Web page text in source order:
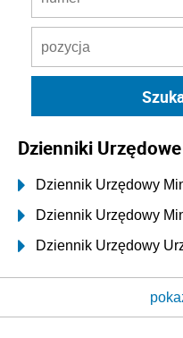
Dzienniki Urzędowe
Dziennik Urzędowy
Dziennik Urzędowy
Dziennik Urzędowy
Dziennik Urzędowy